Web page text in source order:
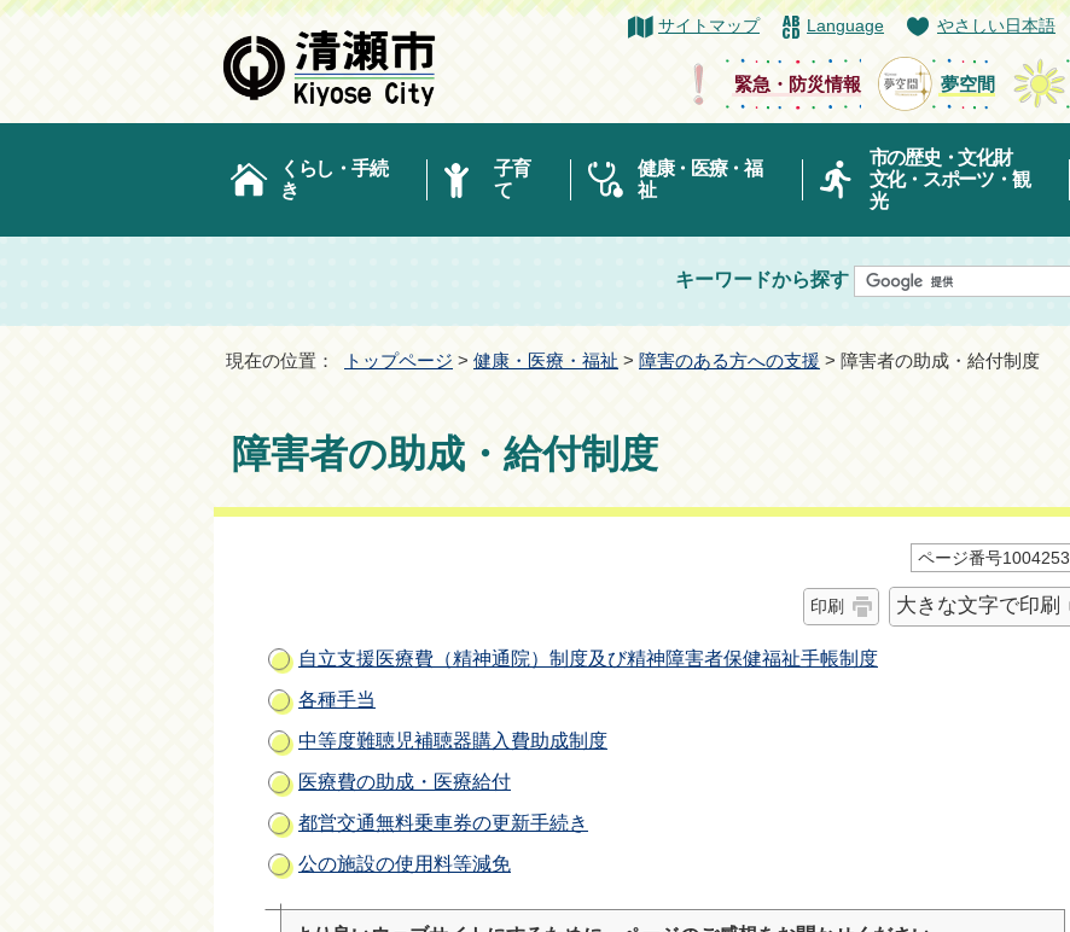
サイトマップ Language やさしい日本語
緊急・防災情報 夢空間
くらし・手続
き
子育
て
健康・医療・福
祉
市の歴史・文化財
文化・スポーツ・観
光
キーワードから探す
現在の位置： トップページ > 健康・医療・福祉 > 障害のある方への支援 > 障害者の助成・給付制度
障害者の助成・給付制度
ページ番号1004253
印刷 大きな文字で印刷
自立支援医療費（精神通院）制度及び精神障害者保健福祉手帳制度
各種手当
中等度難聴児補聴器購入費助成制度
医療費の助成・医療給付
都営交通無料乗車券の更新手続き
公の施設の使用料等減免